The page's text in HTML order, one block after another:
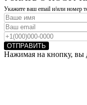
Укажите ваш email и/или номер
ОТПРАВИТЬ
Нажимая на кнопку, вы